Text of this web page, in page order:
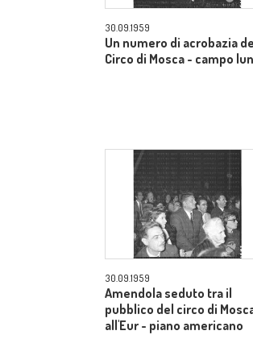
30.09.1959
Un numero di acrobazia
Circo di Mosca - campo
30.09.1959
Amendola seduto tra il
pubblico del circo di
all'Eur - piano americano